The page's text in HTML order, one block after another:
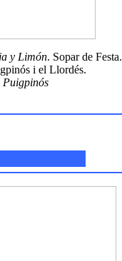
y Limón. Sopar de Festa.
i el Llordés.
Puigpinós